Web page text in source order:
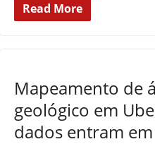
Read More
Mapeamento de
geológico em
dados entram